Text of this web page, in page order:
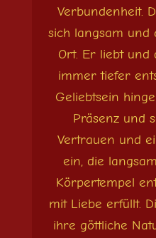
Verbundenheit.
sich langsam und
Ort. Er liebt und
immer tiefer
Geliebtsein
Präsenz und
Vertrauen und
ein, die
Körpertempel
mit Liebe erfüllt.
ihre göttliche